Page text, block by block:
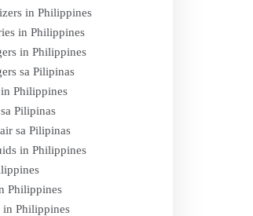
in Philippines
in Philippines
in Philippines
sa Pilipinas
Philippines
Pilipinas
sa Pilipinas
in Philippines
Philippines
in Philippines